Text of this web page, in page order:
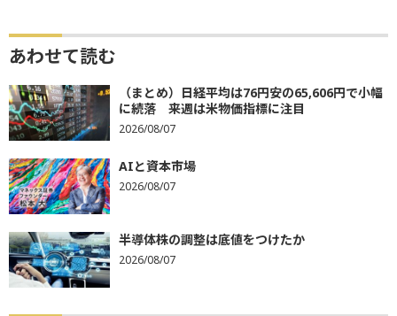
あわせて読む
（まとめ）日経平均は76円安の65,606円で小幅
に続落 来週は米物価指標に注目
2026/08/07
AIと資本市場
2026/08/07
半導体株の調整は底値をつけたか
2026/08/07